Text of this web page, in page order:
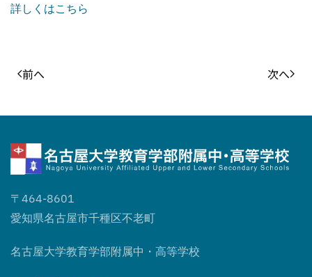
詳しくはこちら
前へ 次へ
〒464-8601
愛知県名古屋市千種区不老町
名古屋大学教育学部附属中・高等学校